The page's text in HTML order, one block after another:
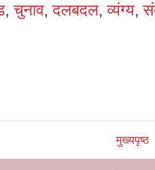
,चुनाव,दलबदल,व्यंग्य,
मुख्यपृष्ठ